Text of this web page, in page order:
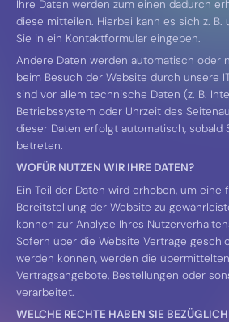
Ihre Daten werden zum einen dadurch
diese mitteilen. Hierbei kann es sich z. B.
Sie in ein Kontaktformular eingeben.
Andere Daten werden automatisch oder
beim Besuch der Website durch unsere
sind vor allem technische Daten (z. B.
Betriebssystem oder Uhrzeit des
dieser Daten erfolgt automatisch, sobald
betreten.
WOFÜR NUTZEN WIR IHRE DATEN?
Ein Teil der Daten wird erhoben, um eine
Bereitstellung der Website zu
können zur Analyse Ihres
Sofern über die Website Verträge
werden können, werden die
Vertragsangebote, Bestellungen oder
verarbeitet.
WELCHE RECHTE HABEN SIE